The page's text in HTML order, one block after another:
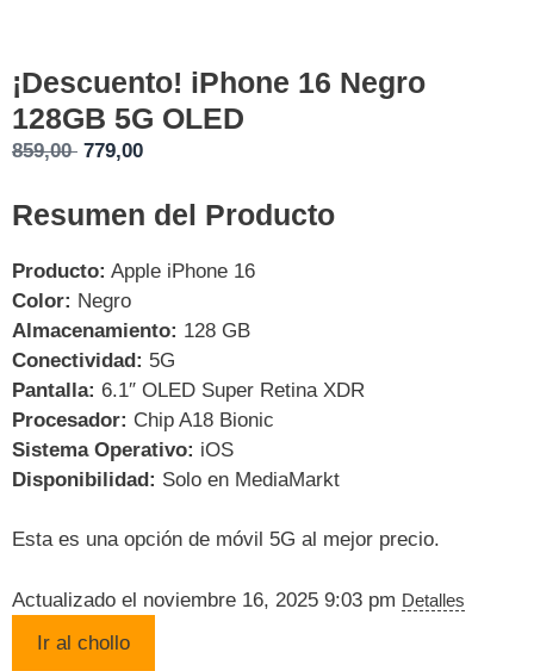
¡Descuento! iPhone 16 Negro
128GB 5G OLED
859,00 El
original
859,00 .
779,00
actual
779,00 .
Resumen del Producto
Producto: Apple iPhone 16
Color: Negro
Almacenamiento: 128 GB
Conectividad: 5G
Pantalla: 6.1″ OLED Super Retina XDR
Procesador: Chip A18 Bionic
Sistema Operativo: iOS
Disponibilidad: Solo en MediaMarkt
Esta es una opción de móvil 5G al mejor precio.
Actualizado el noviembre 16, 2025 9:03 pm Detalles
Ir al chollo